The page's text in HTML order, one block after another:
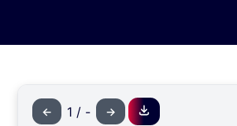
← 1 / - →